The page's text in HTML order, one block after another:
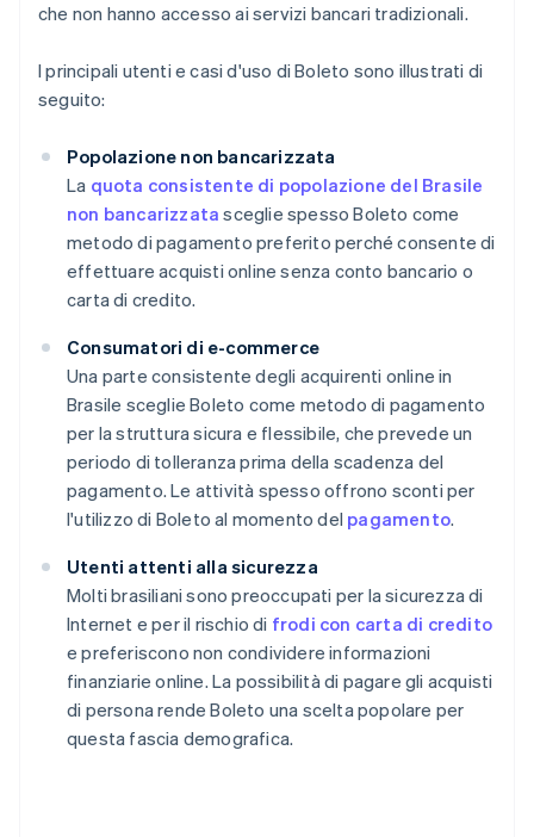
che non hanno accesso ai servizi bancari tradizionali.
I principali utenti e casi d'uso di Boleto sono illustrati di
seguito:
Popolazione non bancarizzata
La quota consistente di popolazione del Brasile
non bancarizzata sceglie spesso Boleto come
metodo di pagamento preferito perché consente di
effettuare acquisti online senza conto bancario o
carta di credito.
Consumatori di e-commerce
Una parte consistente degli acquirenti online in
Brasile sceglie Boleto come metodo di pagamento
per la struttura sicura e flessibile, che prevede un
periodo di tolleranza prima della scadenza del
pagamento. Le attività spesso offrono sconti per
l'utilizzo di Boleto al momento del pagamento.
Utenti attenti alla sicurezza
Molti brasiliani sono preoccupati per la sicurezza di
Internet e per il rischio di frodi con carta di credito
e preferiscono non condividere informazioni
finanziarie online. La possibilità di pagare gli acquisti
di persona rende Boleto una scelta popolare per
questa fascia demografica.